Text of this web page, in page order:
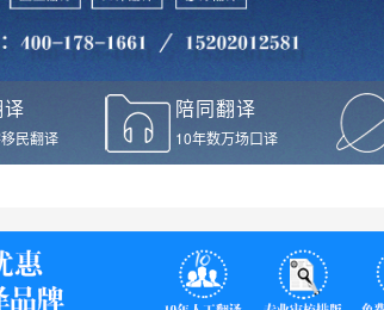
葡萄牙语翻译
驾照翻译
疫苗本翻译
新冠疫苗接种证明翻译
核酸检测报告英文版翻
译
民翻译
陪同翻译
10年数万场口译